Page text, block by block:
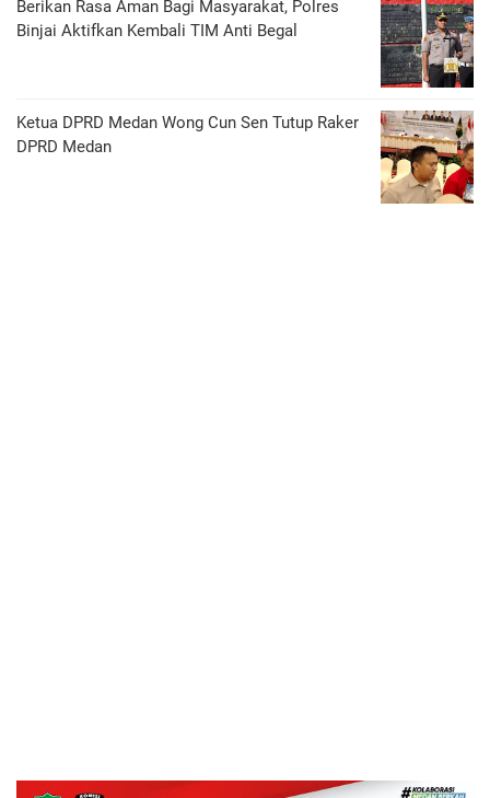
Berikan Rasa Aman Bagi Masyarakat, Polres
Binjai Aktifkan Kembali TIM Anti Begal
Ketua DPRD Medan Wong Cun Sen Tutup Raker
DPRD Medan